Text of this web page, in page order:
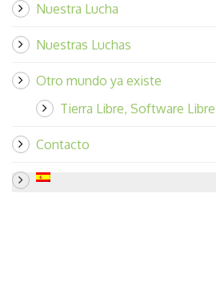
Nuestra Lucha
Nuestras Luchas
Otro mundo ya existe
Tierra Libre, Software Libre
Contacto